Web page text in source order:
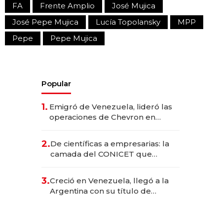
FA Frente Amplio
José Mujica
José Pepe Mujica
Lucía Topolansky
MPP
Pepe
Pepe Mujica
Popular
1. Emigró de Venezuela, lideró las
operaciones de Chevron en
2.De científicas a empresarias: la
camada del CONICET que
3.Creció en Venezuela, llegó a la
Argentina con su título de